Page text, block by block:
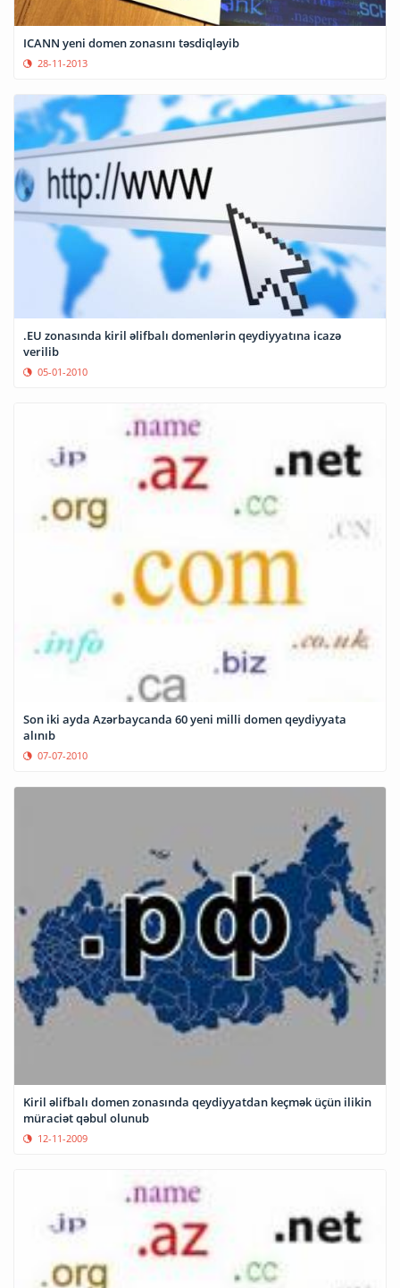
ICANN yeni domen zonasını təsdiqləyib
28-11-2013
.EU zonasında kiril əlifbalı domenlərin qeydiyyatına icazə
verilib
05-01-2010
Son iki ayda Azərbaycanda 60 yeni milli domen qeydiyyata
alınıb
07-07-2010
Kiril əlifbalı domen zonasında qeydiyyatdan keçmək üçün ilikin
müraciət qəbul olunub
12-11-2009